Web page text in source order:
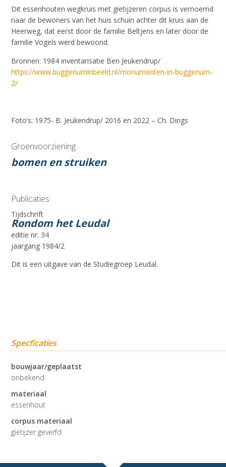
Dit essenhouten wegkruis met gietijzeren corpus is vernoemd
naar de bewoners van het huis schuin achter dit kruis aan de
Heerweg, dat eerst door de familie Beltjens en later door de
familie Vogels werd bewoond.
Bronnen: 1984 inventarisatie Ben Jeukendrup/
https://www.buggenuminbeeld.nl/monumenten-in-buggenum-
2/
Foto’s: 1975- B. Jeukendrup/ 2016 en 2022 – Ch. Dings
Groenvoorziening
bomen en struiken
Publicaties
Tijdschrift
Rondom het Leudal
editie nr. 34
jaargang 1984/2
Dit is een uitgave van de Studiegroep Leudal.
Specficaties
bouwjaar/geplaatst
onbekend
materiaal
essenhout
corpus materiaal
gietijzer geverfd